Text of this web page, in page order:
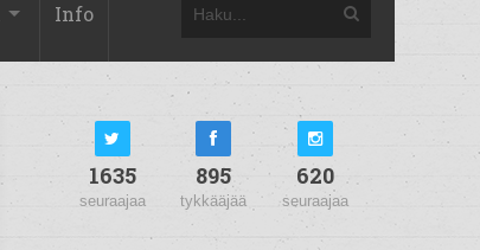
Info
1635
seuraajaa
895
tykkääjää
620
seuraajaa